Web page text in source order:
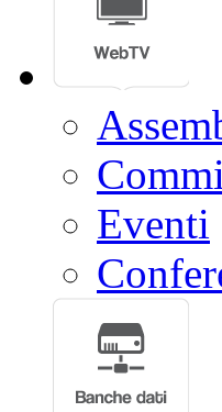
Eventi